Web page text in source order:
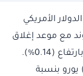
الأمريكي
مع موعد إغلاق
الأسواق اللندنية عند (1.3473) دولار أمريكي، بارتفاع (0.14%).
زاد مقابل العملة الأوروبية عند (1.1577) يورو بنسبة